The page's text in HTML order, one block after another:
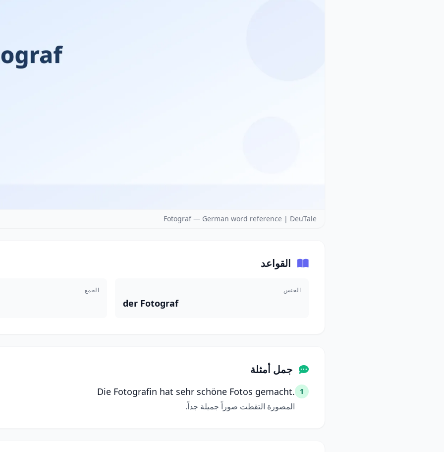
Fotograf — German word reference | DeuTale
القواعد
الجنس
der Fotograf
الجمع
جمل أمثلة
1
Die Fotografin hat sehr schöne Fotos gemacht.
المصورة التقطت صوراً جميلة جداً.